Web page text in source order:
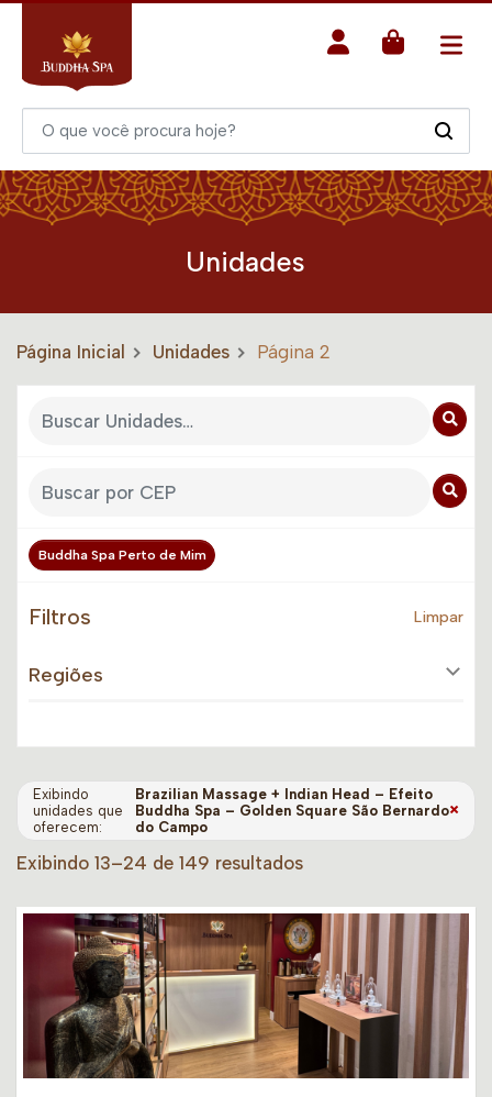
Unidades
Página Inicial Unidades Página 2
Buddha Spa Perto de Mim
Filtros Limpar
Regiões
Exibindo
unidades que
oferecem:
Brazilian Massage + Indian Head – Efeito
Buddha Spa – Golden Square São Bernardo
do Campo
×
Exibindo 13–24 de 149 resultados